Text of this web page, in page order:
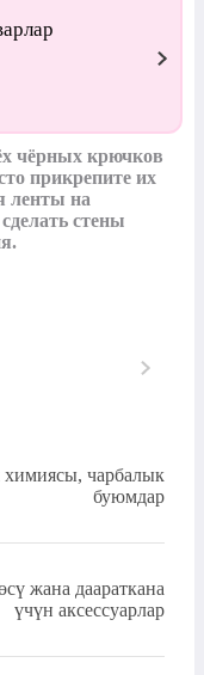
чёрных крючков
прикрепите их
ленты на
стены
чарбалык
буюмдар
жана даараткана
үчүн аксессуарлар